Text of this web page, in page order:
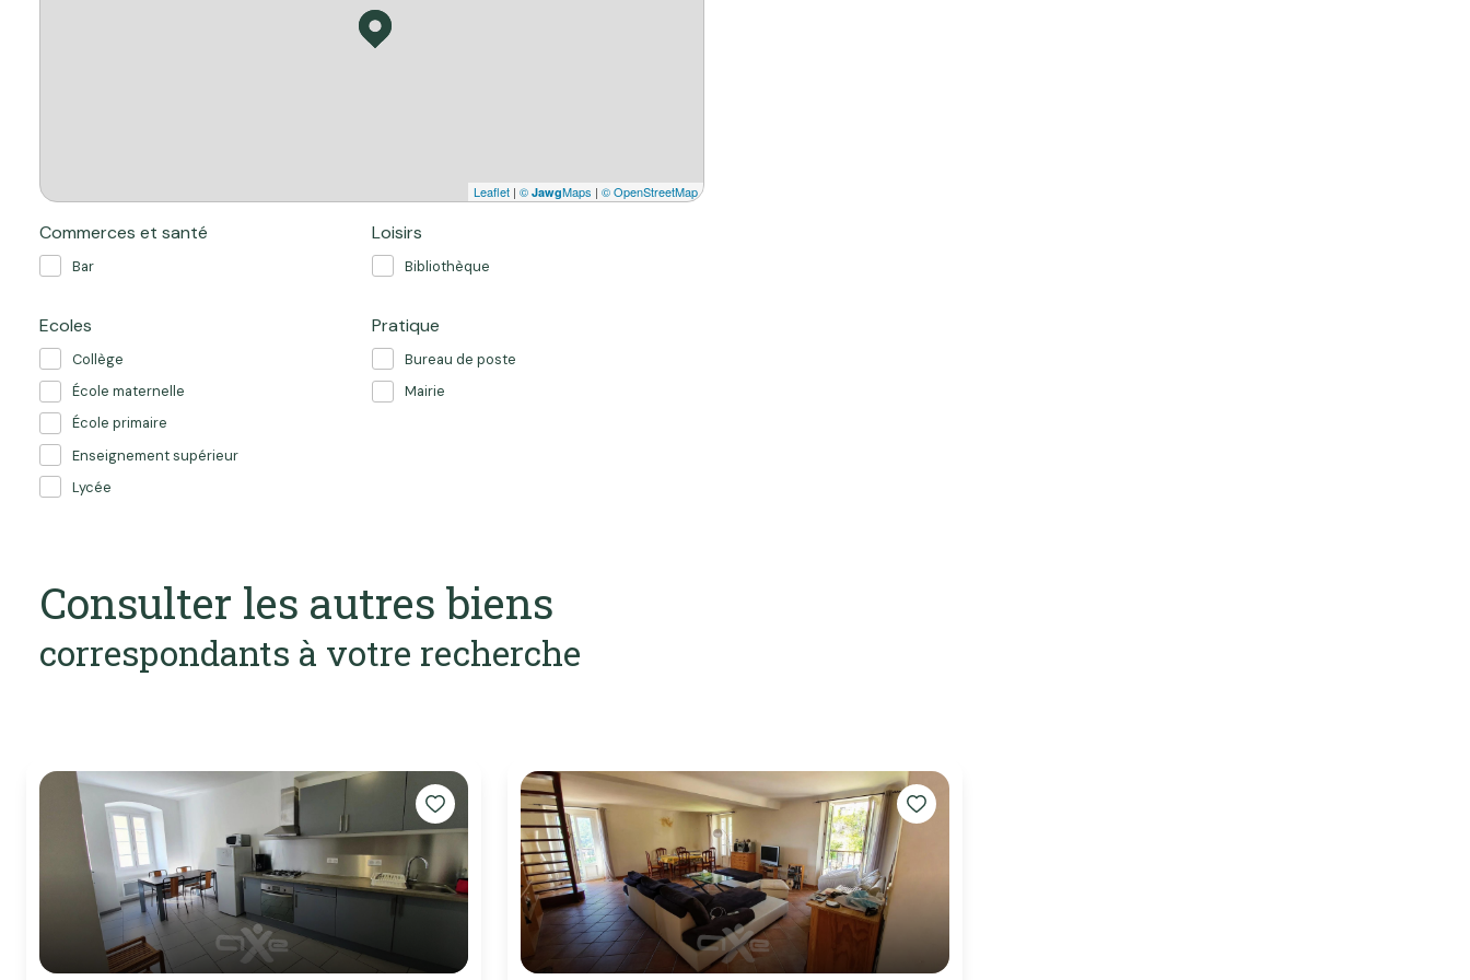
Leaflet | © JawgMaps | © OpenStreetMap
Commerces et santé
Bar
Loisirs
Bibliothèque
Ecoles
Collège
École maternelle
École primaire
Enseignement supérieur
Lycée
Pratique
Bureau de poste
Mairie
Consulter les autres biens
correspondants à votre recherche